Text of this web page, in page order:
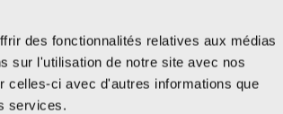
des fonctionnalités relatives aux médias
sur l'utilisation de notre site avec nos
celles-ci avec d'autres informations que
services.
il du risque de dépendance ?